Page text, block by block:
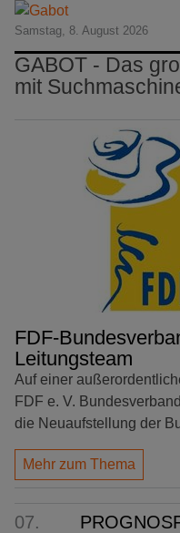
Samstag, 8. August 2026
GABOT - Das
mit
FDF-
Leitungsteam
Auf einer
FDF e. V.
die Neuaufstellung der
Mehr zum Thema
07.